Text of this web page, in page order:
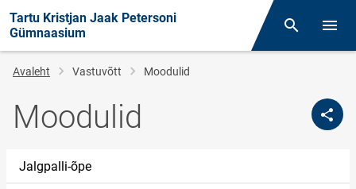
Tartu Kristjan Jaak Petersoni
Gümnaasium
Otsing
Leivapuru
Avaleht Vastuvõtt Moodulid
Moodulid
Jalgpalli-õpe